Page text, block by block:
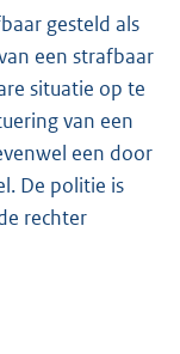
gesteld als
een strafbaar
situatie op te
van een
een door
De politie is
rechter